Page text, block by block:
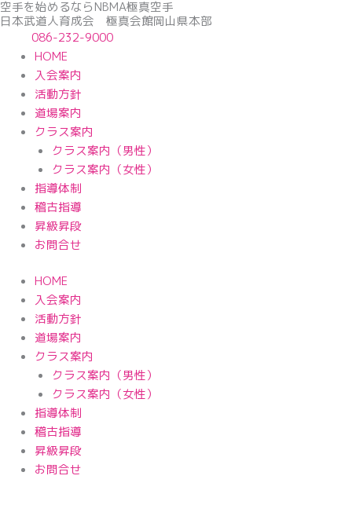
内
容
空手を始めるならNBМA極真空手
日本武道人育成会 極真会館岡山県本部
086-232-9000
HOME
入会案内
活動方針
道場案内
クラス案内
クラス案内（男性）
クラス案内（女性）
指導体制
稽古指導
昇級昇段
お問合せ
HOME
入会案内
活動方針
道場案内
クラス案内
クラス案内（男性）
クラス案内（女性）
指導体制
稽古指導
昇級昇段
お問合せ